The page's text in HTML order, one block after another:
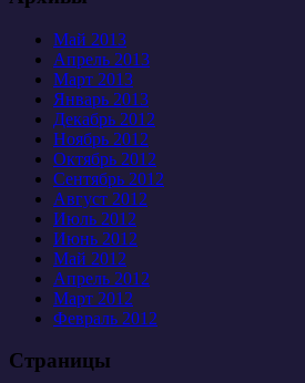
Май 2013
Апрель 2013
Март 2013
Январь 2013
Декабрь 2012
Ноябрь 2012
Октябрь 2012
Сентябрь 2012
Август 2012
Июль 2012
Июнь 2012
Май 2012
Апрель 2012
Март 2012
Февраль 2012
Страницы